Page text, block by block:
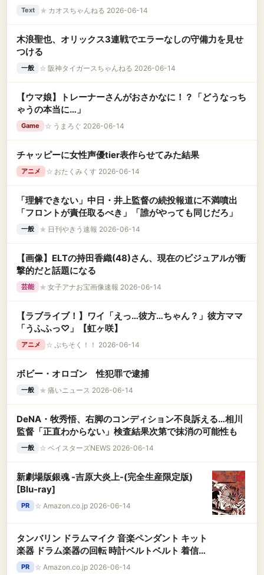
Text ★ カオスちゃんねる 2026-06-14
木浪聖也、オリックス3連戦でエラーなしの守備力を見せ
つける
一般 ☆ 阪神タイガースちゃんねる 2026-06-14
【ウマ娘】トレーナーさんがおさかなに！？「どうなっち
ゃうの本当に…」
Game ☆ うまろぐ 2026-06-14
チャッピーに女性声優tier表作らせてみた結果
アニメ ☆ おたくみくす 2026-06-14
「理解できない」中日・井上監督の続投報道に不満噴出
「フロントが責任取るべき」「誰がやっても同じだろ」
一般 ★ 日刊やきう速報 2026-06-14
【画像】ELTの持田香織(48)さん、現在のビジュアルが衝
撃的だと話題になる
芸能 ★ 女子アナお宝画像速報 2026-06-14
【ラブライブ！】ワイ「えっ…彼方…ちゃん？」彼方ママ
「うふふっ♡」【虹ヶ咲】
アニメ ☆ ぷちそく！！ 2026-06-14
ボビー・オロゴン 性犯罪で逮捕
一般 ★ 痛いニュース 2026-06-14
DeNA・牧秀悟、右脚のコンディション不良訴える…相川
監督「正直わからない」検査結果次第で抹消の可能性も
一般 ☆ ベイスターズNEWS 2026-06-14
新劇場版銀魂 -吉原大炎上-(完全生産限定版)
[Blu-ray]
PR ☆ Amazon.co.jp 2026-06-14
タンバリン ドラムマイク 音楽ペンダント キット
楽器 ドラム楽器の回転 時計ベルトベルト 着信音
パーカッションスティック ウォッシュボード楽
PR ☆ Amazon.co.jp 2026-06-14